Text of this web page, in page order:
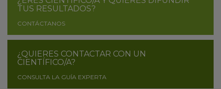
TUS RESULTADOS?
CONTÁCTANOS
¿QUIERES CONTACTAR CON UN
CIENTÍFICO/A?
CONSULTA LA GUÍA EXPERTA